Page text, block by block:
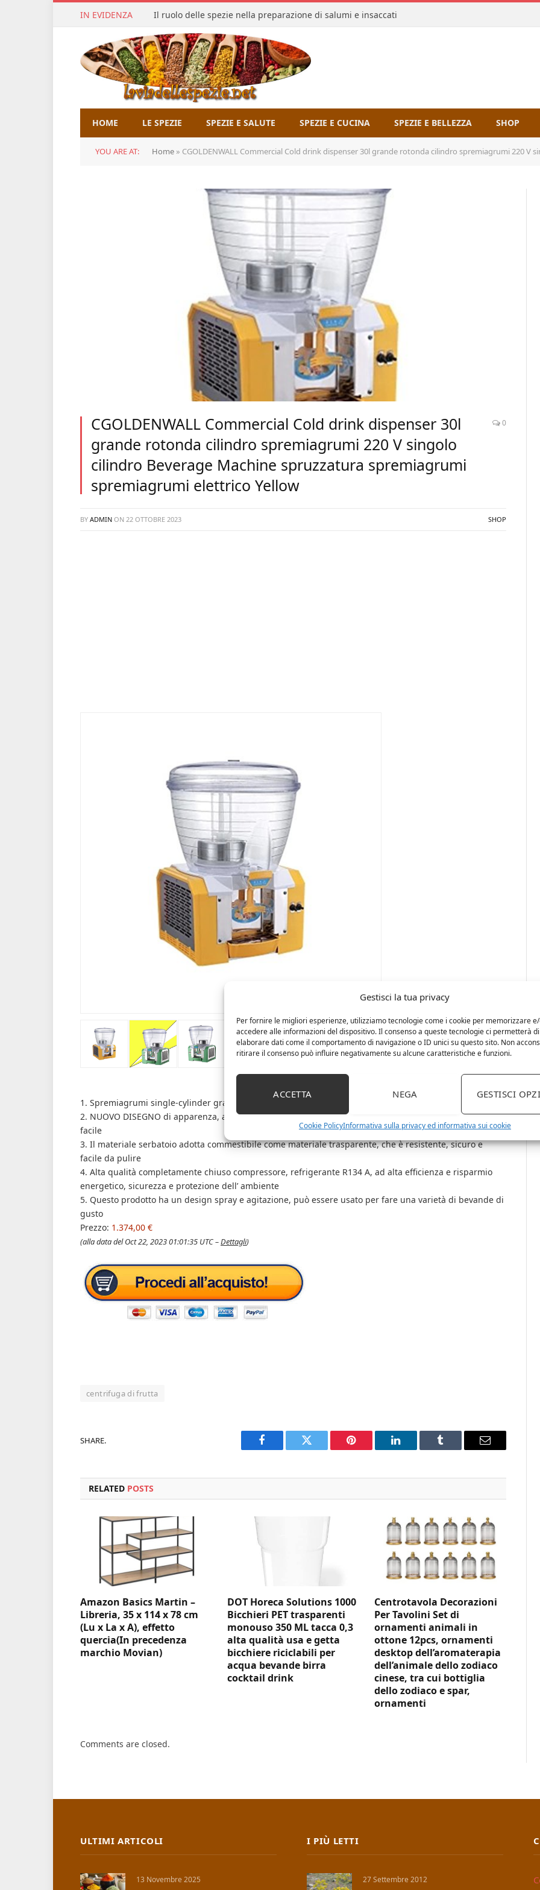
Gestisci la tua privacy
Per fornire le migliori esperienze, utilizziamo tecnologie come i cookie per memorizzare
accedere alle informazioni del dispositivo. Il consenso a queste tecnologie ci permetterà di
elaborare dati come il comportamento di navigazione o ID unici su questo sito. Non
ritirare il consenso può influire negativamente su alcune caratteristiche e funzioni.
ACCETTA NEGA GESTISCI
Cookie PolicyInformativa sulla privacy ed informativa sui cookie
IN EVIDENZA Il ruolo delle spezie nella preparazione di salumi e insaccati
HOME LE SPEZIE SPEZIE E SALUTE SPEZIE E CUCINA SPEZIE E BELLEZZA SHOP
YOU ARE AT: Home » CGOLDENWALL Commercial Cold drink dispenser 30l grande rotonda cilindro spremiagrumi 220 V singolo cilindro Beverage
CGOLDENWALL Commercial Cold drink dispenser 30l
grande rotonda cilindro spremiagrumi 220 V singolo
cilindro Beverage Machine spruzzatura spremiagrumi
spremiagrumi elettrico Yellow
0
BY ADMIN ON 22 OTTOBRE 2023 SHOP
1. Spremiagrumi single-cylinder grande capacità con capacità di litri
2. NUOVO DISEGNO di apparenza, aspetto elegante, stabile e funzionamento affidabile, funzionamento
facile
3. Il materiale serbatoio adotta commestibile come materiale trasparente, che è resistente, sicuro e
facile da pulire
4. Alta qualità completamente chiuso compressore, refrigerante R134 A, ad alta efficienza e risparmio
energetico, sicurezza e protezione dell’ ambiente
5. Questo prodotto ha un design spray e agitazione, può essere usato per fare una varietà di bevande di
gusto
Prezzo: 1.374,00 €
(alla data del Oct 22, 2023 01:01:35 UTC –Dettagli)
centrifuga di frutta
SHARE.
Facebook Twitter Pinterest LinkedIn Tumblr Email
RELATED POSTS
Amazon Basics Martin –
Libreria, 35 x 114 x 78 cm
(Lu x La x A), effetto
quercia(In precedenza
marchio Movian)
DOT Horeca Solutions 1000
Bicchieri PET trasparenti
monouso 350 ML tacca 0,3
alta qualità usa e getta
bicchiere riciclabili per
acqua bevande birra
cocktail drink
Centrotavola Decorazioni
Per Tavolini Set di
ornamenti animali in
ottone 12pcs, ornamenti
desktop dell’aromaterapia
dell’animale dello zodiaco
cinese, tra cui bottiglia
dello zodiaco e spar,
ornamenti
Comments are closed.
ULTIMI ARTICOLI
13 Novembre 2025
I PIÙ LETTI
27 Settembre 2012